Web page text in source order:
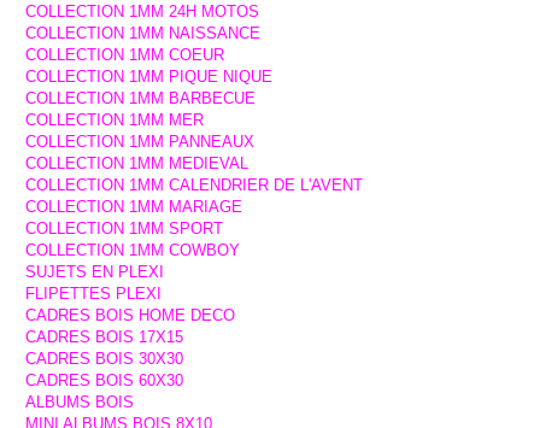
COLLECTION 1MM 24H MOTOS
COLLECTION 1MM NAISSANCE
COLLECTION 1MM COEUR
COLLECTION 1MM PIQUE NIQUE
COLLECTION 1MM BARBECUE
COLLECTION 1MM MER
COLLECTION 1MM PANNEAUX
COLLECTION 1MM MEDIEVAL
COLLECTION 1MM CALENDRIER DE L'AVENT
COLLECTION 1MM MARIAGE
COLLECTION 1MM SPORT
COLLECTION 1MM COWBOY
SUJETS EN PLEXI
FLIPETTES PLEXI
CADRES BOIS HOME DECO
CADRES BOIS 17X15
CADRES BOIS 30X30
CADRES BOIS 60X30
ALBUMS BOIS
MINI ALBUMS BOIS 8X10